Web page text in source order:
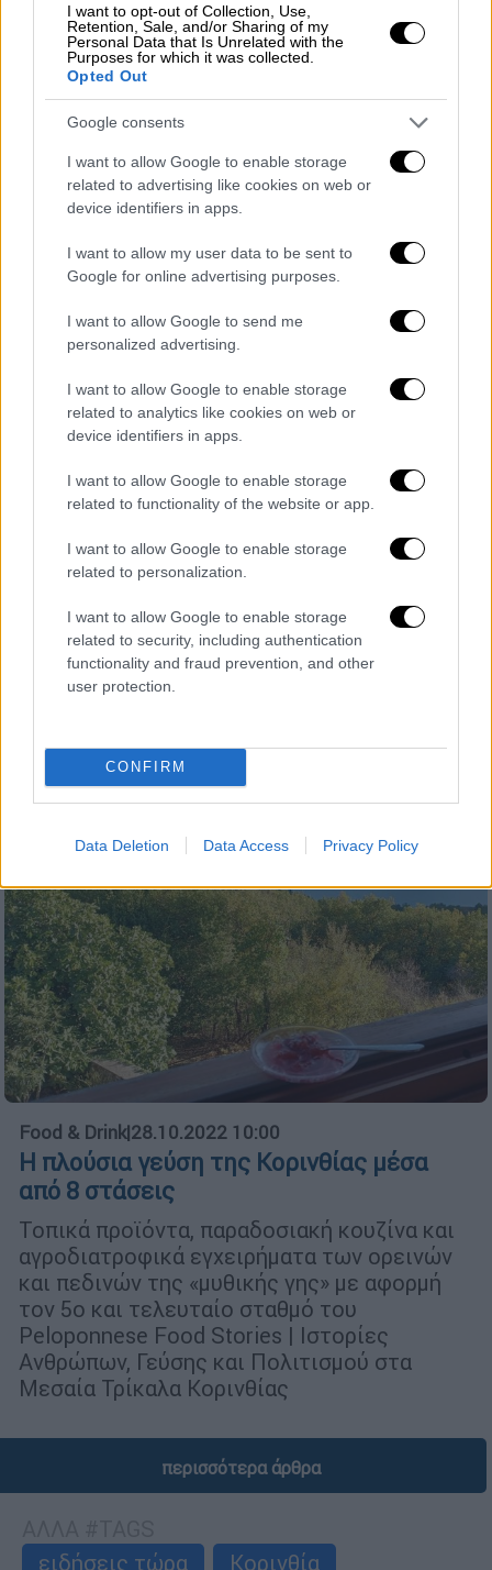
I want to opt-out of Collection, Use,
Retention, Sale, and/or Sharing of my
Personal Data that Is Unrelated with the
Purposes for which it was collected.
Opted Out
Google consents
I want to allow Google to enable storage
related to advertising like cookies on web or
device identifiers in apps.
I want to allow my user data to be sent to
Google for online advertising purposes.
I want to allow Google to send me
personalized advertising.
I want to allow Google to enable storage
related to analytics like cookies on web or
device identifiers in apps.
I want to allow Google to enable storage
related to functionality of the website or app.
I want to allow Google to enable storage
related to personalization.
I want to allow Google to enable storage
related to security, including authentication
functionality and fraud prevention, and other
user protection.
CONFIRM
Data Deletion Data Access Privacy Policy
Αστυνομική επιχείρηση στα λαγούμια
των «παλαιοχριστιανών» στην Κόρινθο
Συνοδεία εισαγγελέα και υπηρεσιών του
Δήμου
09.11.2022 04:26
2 ώρες παρά κάτι από την Αθήνα: O
μαγευτικός χριστουγεννιάτικος
προορισμός που έχει ήδη 80%
πληρότητα για τις γιορτές
Δεν έχουν τίποτα να ζηλέψουν από τους
χειμερινούς προορισμούς της Ηπείρου, της
Food & Drink|28.10.2022 10:00
Η πλούσια γεύση της Κορινθίας μέσα
από 8 στάσεις
Τοπικά προϊόντα, παραδοσιακή κουζίνα και
αγροδιατροφικά εγχειρήματα των ορεινών
και πεδινών της «μυθικής γης» με αφορμή
τον 5ο και τελευταίο σταθμό του
Peloponnese Food Stories | Ιστορίες
Ανθρώπων, Γεύσης και Πολιτισμού στα
Μεσαία Τρίκαλα Κορινθίας
περισσότερα άρθρα
ειδήσεις τώρα
Κορινθία